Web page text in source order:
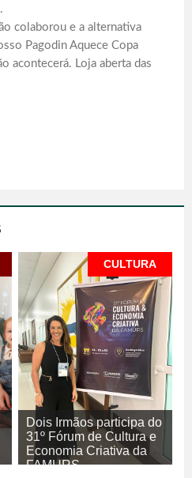
colaborou e a alternativa
Pagodin Aquece Copa
acontecerá. Loja aberta das
CULTURA
Dois Irmãos participa do
31º Fórum de Cultura e
Economia Criativa da
FAMURS